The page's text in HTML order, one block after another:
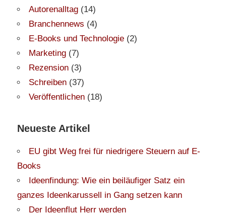
Autorenalltag (14)
Branchennews (4)
E-Books und Technologie (2)
Marketing (7)
Rezension (3)
Schreiben (37)
Veröffentlichen (18)
Neueste Artikel
EU gibt Weg frei für niedrigere Steuern auf E-
Books
Ideenfindung: Wie ein beiläufiger Satz ein
ganzes Ideenkarussell in Gang setzen kann
Der Ideenflut Herr werden